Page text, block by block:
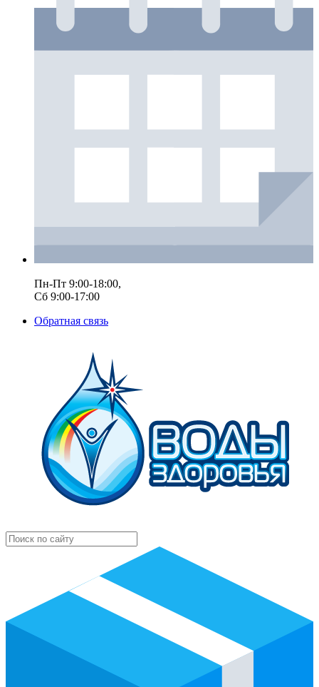
Пн-Пт 9:00-18:00,
Сб 9:00-17:00
Обратная связь